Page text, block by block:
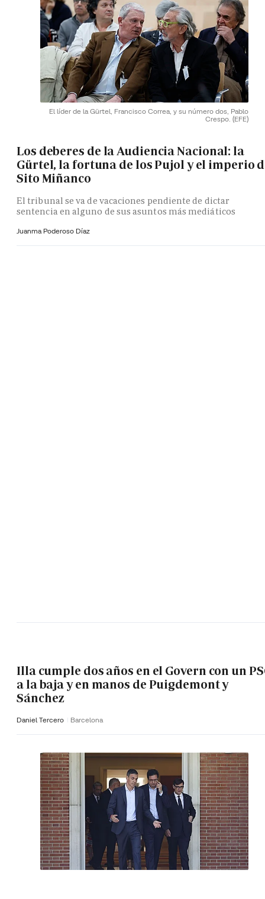
El líder de la Gürtel, Francisco Correa, y su número dos, Pablo
Crespo. (EFE)
Los deberes de la Audiencia Nacional: la
Gürtel, la fortuna de los Pujol y el imperio
Sito Miñanco
El tribunal se va de vacaciones pendiente de dictar
sentencia en alguno de sus asuntos más mediáticos
Juanma Poderoso Díaz
Illa cumple dos años en el Govern con un
a la baja y en manos de Puigdemont y
Sánchez
Daniel Tercero Barcelona